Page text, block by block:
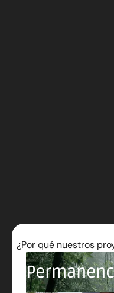
interactuar
¿Por qué nuestros